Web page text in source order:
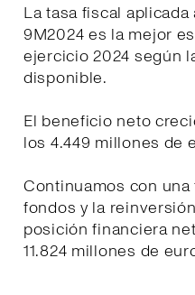
La tasa fiscal
9M2024 es la mejor
ejercicio 2024 según
disponible.
El beneficio neto
los 4.449 millones de
Continuamos con
fondos y la
posición financiera
11.824 millones de